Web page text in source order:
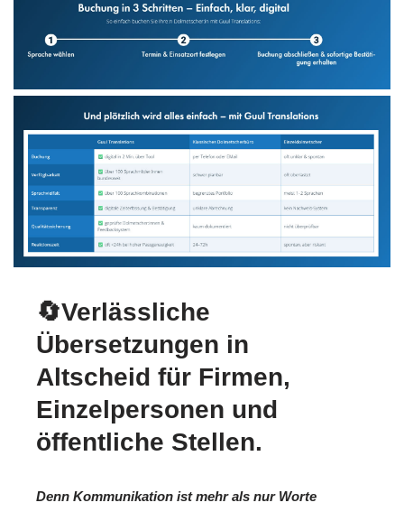
🔄Verlässliche
Übersetzungen in
Altscheid für Firmen,
Einzelpersonen und
öffentliche Stellen.
Denn Kommunikation ist mehr als nur Worte